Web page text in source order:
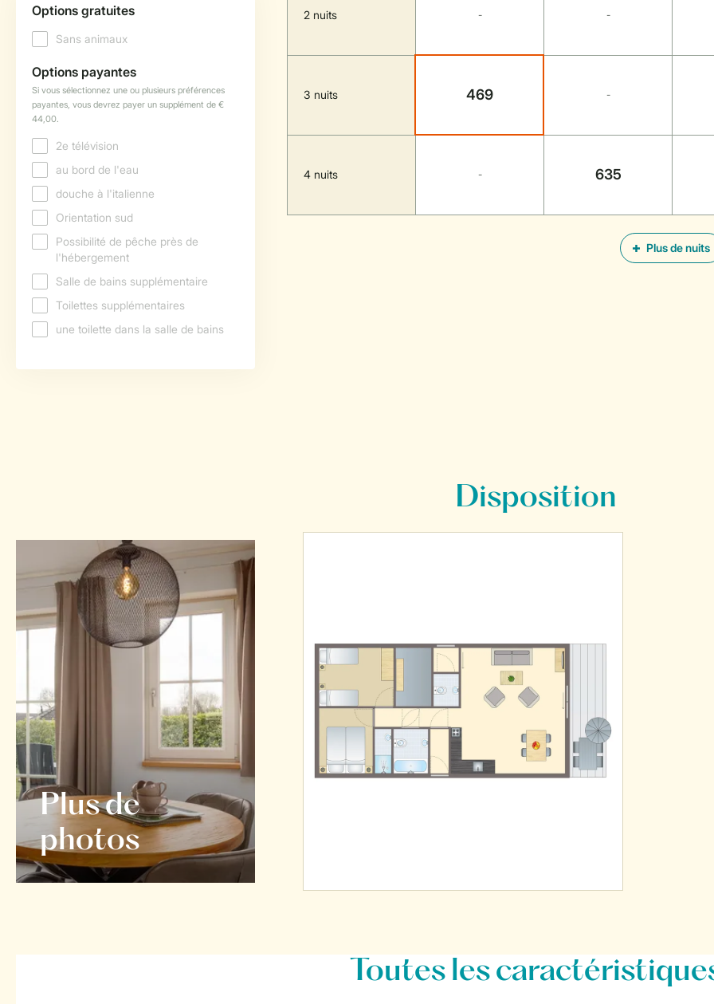
Plus de nuits
2 nuits - -
3 nuits 469 -
4 nuits - 635
Disposition
Plus de
photos
Toutesles